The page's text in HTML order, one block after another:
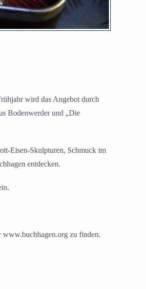
wird das Angebot durch
Bodenwerder und „Die
Eisen-Skulpturen, Schmuck im
entdecken.
www.buchhagen.org zu finden.